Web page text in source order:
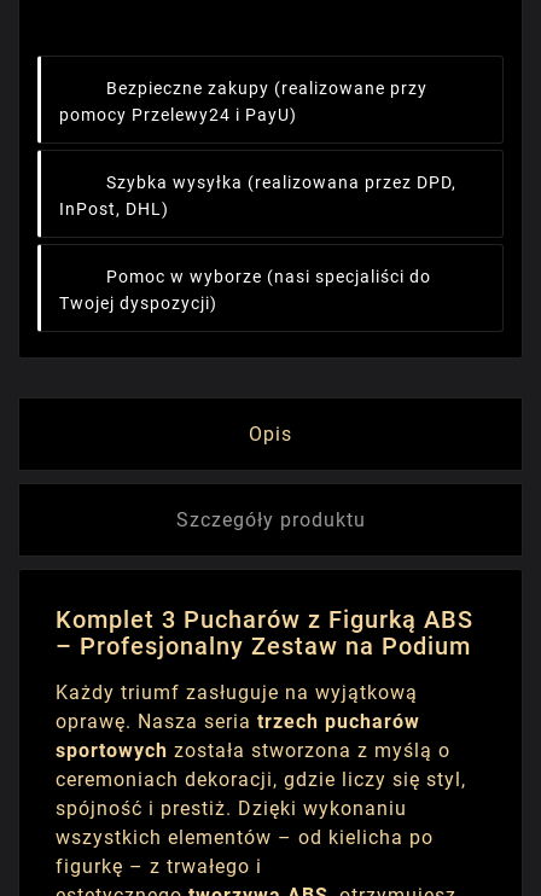
Bezpieczne zakupy (realizowane przy
pomocy Przelewy24 i PayU)
Szybka wysyłka (realizowana przez DPD,
InPost, DHL)
Pomoc w wyborze (nasi specjaliści do
Twojej dyspozycji)
Opis
Szczegóły produktu
Komplet 3 Pucharów z Figurką ABS
– Profesjonalny Zestaw na Podium
Każdy triumf zasługuje na wyjątkową
oprawę. Nasza seria trzech pucharów
sportowych została stworzona z myślą o
ceremoniach dekoracji, gdzie liczy się styl,
spójność i prestiż. Dzięki wykonaniu
wszystkich elementów – od kielicha po
figurkę – z trwałego i